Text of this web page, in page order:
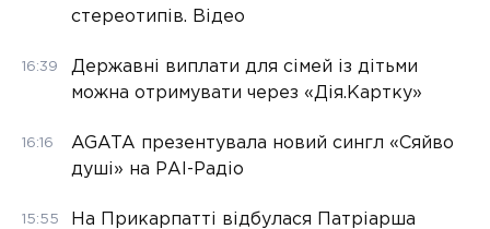
стереотипів. Відео
16:39
Державні виплати для сімей із дітьми
можна отримувати через «Дія.Картку»
16:16
AGATA презентувала новий сингл «Сяйво
душі» на РАІ-Радіо
15:55
На Прикарпатті відбулася Патріарша